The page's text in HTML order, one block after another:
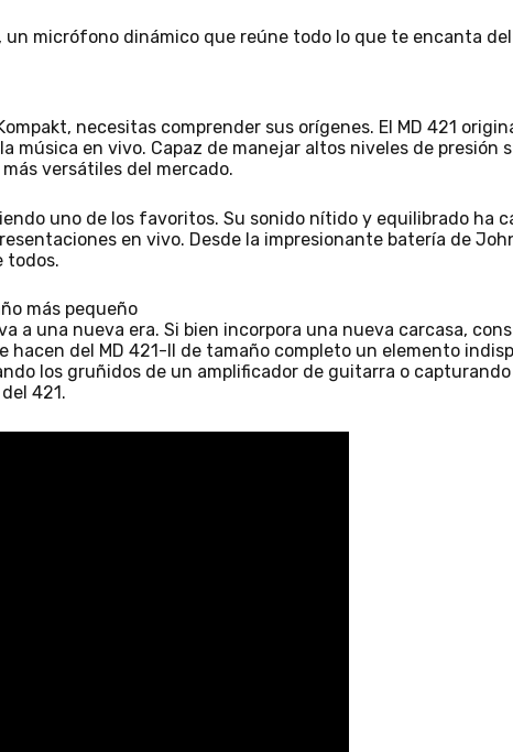
un micrófono dinámico que reúne todo lo que te encanta
necesitas comprender sus orígenes. El MD 421
música en vivo. Capaz de manejar altos niveles de
versátiles del mercado.
uno de los favoritos. Su sonido nítido y equilibrado
en vivo. Desde la impresionante batería de
todos.
más pequeño
a una nueva era. Si bien incorpora una nueva carcasa,
hacen del MD 421-II de tamaño completo un elemento
los gruñidos de un amplificador de guitarra o
421.